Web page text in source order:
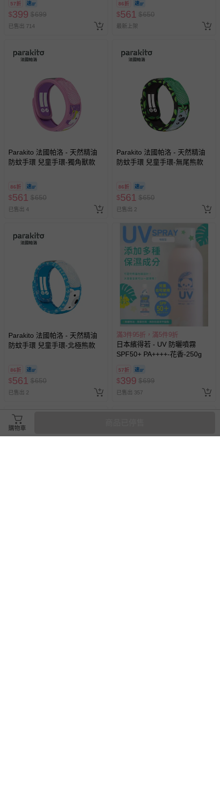
57折
$399 $699
已售出 714
86折
$561 $650
最新上架
Parakito 法國帕洛 - 天然精油
防蚊手環 兒童手環-獨角獸款
86折
$561 $650
已售出 4
Parakito 法國帕洛 - 天然精油
防蚊手環 兒童手環-無尾熊款
86折
$561 $650
已售出 2
Parakito 法國帕洛 - 天然精油
防蚊手環 兒童手環-北極熊款
86折
$561 $650
已售出 2
滿3件95折，滿5件9折
日本繽得若 - UV 防曬噴霧
SPF50+ PA++++-花香-250g
57折
$399 $699
已售出 357
購物車